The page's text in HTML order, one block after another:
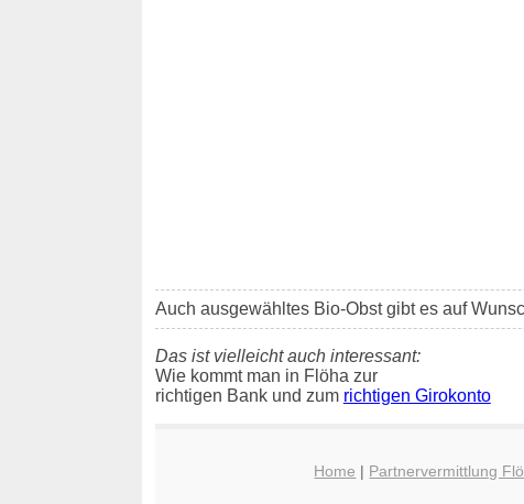
Auch ausgewähltes Bio-Obst gibt es auf
Das ist vielleicht auch interessant:
Wie kommt man in Flöha zur
richtigen Bank und zum richtigen Girokonto
Home | Partnervermittlung